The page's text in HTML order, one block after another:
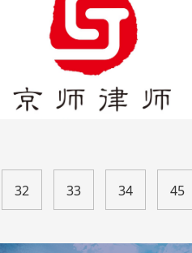
32 33 34 45